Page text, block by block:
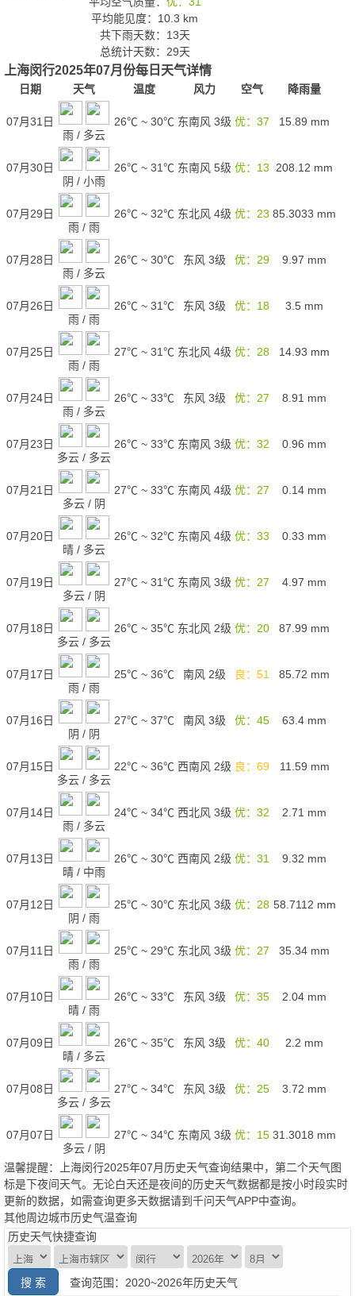
平均能见度：10.3 km
共下雨天数：13天
总统计天数：29天
上海闵行2025年07月份每日天气详情
日期 天气 温度 风力 空气 降雨量
07月31日
雨 / 多云
26℃ ~ 30℃ 东南风 3级 优：37 15.89 mm
07月30日
阴 / 小雨
26℃ ~ 31℃ 东南风 5级 优：13 208.12 mm
07月29日
雨 / 雨
26℃ ~ 32℃ 东北风 4级 优：23 85.3033 mm
07月28日
雨 / 多云
26℃ ~ 30℃ 东风 3级 优：29 9.97 mm
07月26日
雨 / 雨
26℃ ~ 31℃ 东风 3级 优：18 3.5 mm
07月25日
雨 / 雨
27℃ ~ 31℃ 东北风 4级 优：28 14.93 mm
07月24日
雨 / 多云
26℃ ~ 33℃ 东风 3级 优：27 8.91 mm
07月23日
多云 / 多云
26℃ ~ 33℃ 东南风 3级 优：32 0.96 mm
07月21日
多云 / 阴
27℃ ~ 33℃ 东南风 4级 优：27 0.14 mm
07月20日
晴 / 多云
26℃ ~ 32℃ 东南风 4级 优：33 0.33 mm
07月19日
多云 / 阴
27℃ ~ 31℃ 东南风 3级 优：27 4.97 mm
07月18日
多云 / 多云
26℃ ~ 35℃ 东北风 2级 优：20 87.99 mm
07月17日
雨 / 雨
25℃ ~ 36℃ 南风 2级 良：51 85.72 mm
07月16日
阴 / 阴
27℃ ~ 37℃ 南风 3级 优：45 63.4 mm
07月15日
多云 / 多云
22℃ ~ 36℃ 西南风 2级 良：69 11.59 mm
07月14日
雨 / 多云
24℃ ~ 34℃ 西北风 3级 优：32 2.71 mm
07月13日
晴 / 中雨
26℃ ~ 30℃ 西南风 2级 优：31 9.32 mm
07月12日
阴 / 雨
25℃ ~ 30℃ 东北风 3级 优：28 58.7112 mm
07月11日
雨 / 雨
25℃ ~ 29℃ 东北风 3级 优：27 35.34 mm
07月10日
晴 / 雨
26℃ ~ 33℃ 东风 3级 优：35 2.04 mm
07月09日
晴 / 多云
26℃ ~ 35℃ 东风 3级 优：40 2.2 mm
07月08日
多云 / 多云
27℃ ~ 34℃ 东风 3级 优：25 3.72 mm
07月07日
多云 / 阴
27℃ ~ 34℃ 东南风 3级 优：15 31.3018 mm
温馨提醒：上海闵行2025年07月历史天气查询结果中，第二个天气图
标是下夜间天气。无论白天还是夜间的历史天气数据都是按小时段实时
更新的数据，如需查询更多天数据请到千问天气APP中查询。
其他周边城市历史气温查询
历史天气快捷查询
查询范围：2020~2026年历史天气